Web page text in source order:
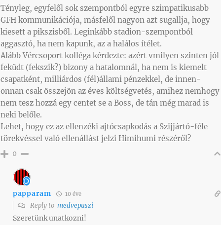
Tényleg, egyfelől sok szempontból egyre szimpatikusabb
GFH kommunikációja, másfelől nagyon azt sugallja, hogy
kiesett a pikszisből. Leginkább stadion-szempontból
aggasztó, ha nem kapunk, az a halálos ítélet.
Alább Vércsoport kolléga kérdezte: azért vmilyen szinten jól
feküdt (fekszik?) bizony a hatalomnál, ha nem is kiemelt
csapatként, milliárdos (fél)állami pénzekkel, de innen-
onnan csak összejön az éves költségvetés, amihez nemhogy
nem tesz hozzá egy centet se a Boss, de tán még marad is
neki belőle.
Lehet, hogy ez az ellenzéki ajtócsapkodás a Szijjártó-féle
törekvéssel való ellenállást jelzi Himihumi részéről?
0
papparam 10 éve
Reply to medvepuszi
Szeretünk unatkozni!